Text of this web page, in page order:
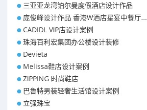
三亚亚龙湾铂尔曼度假酒店设计作品
庞俊峰设计作品 香港W酒店星宴中餐厅...
CADIDL VIP店设计案例
珠海百利宏集团办公楼设计装修
Devieta
Melissa鞋店设计案例
ZIPPING 时尚鞋店
巴鲁特男装轻奢生活馆设计案例
立强珠宝